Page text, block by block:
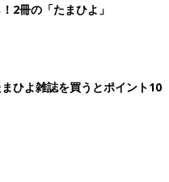
2冊の「たまひよ」
ひよ雑誌を買うとポイント10